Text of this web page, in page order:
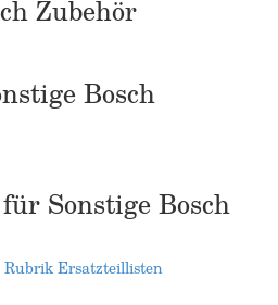
Zubehör
Bosch
Sonstige Bosch
Ersatzteillisten